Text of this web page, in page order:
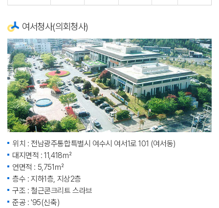
여서청사(의회청사)
위치 : 전남광주통합특별시 여수시 여서1로 101 (여서동)
대지면적 : 11,418㎡
연면적 : 5,751㎡
층수 : 지하1층, 지상2층
구조 : 철근콘크리트 스라브
준공 : '95(신축)